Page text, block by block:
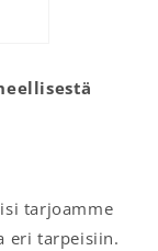
tarjoamme
eri tarpeisiin.